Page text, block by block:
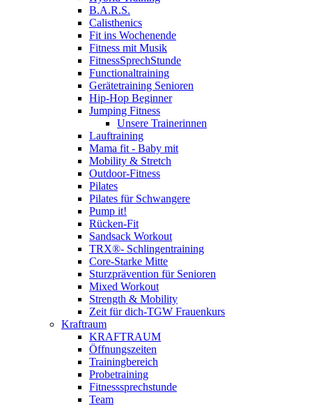
B.A.R.S.
Calisthenics
Fit ins Wochenende
Fitness mit Musik
FitnessSprechStunde
Functionaltraining
Gerätetraining Senioren
Hip-Hop Beginner
Jumping Fitness
Unsere Trainerinnen
Lauftraining
Mama fit - Baby mit
Mobility & Stretch
Outdoor-Fitness
Pilates
Pilates für Schwangere
Pump it!
Rücken-Fit
Sandsack Workout
TRX®- Schlingentraining
Core-Starke Mitte
Sturzprävention für Senioren
Mixed Workout
Strength & Mobility
Zeit für dich-TGW Frauenkurs
Kraftraum
KRAFTRAUM
Öffnungszeiten
Trainingbereich
Probetraining
Fitnesssprechstunde
Team